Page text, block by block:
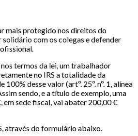
mais protegido nos direitos do
com os colegas e defender
termos da lei, um trabalhador
no IRS a totalidade da
desse valor (artº. 25º. nº. 1, alínea
sendo, e a título de exemplo, uma
em sede fiscal, vai abater 200,00 €
através do formulário abaixo.